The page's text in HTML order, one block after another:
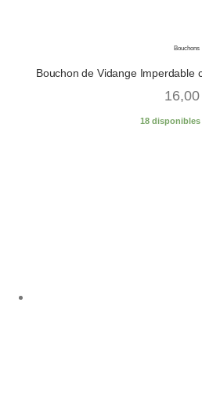
Bouchons
Bouchon de Vidange Imperdable
16,00
18